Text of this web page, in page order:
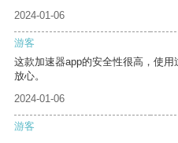
2024-01-06
游客
这款加速器app的安全性很高，使
放心。
2024-01-06
游客